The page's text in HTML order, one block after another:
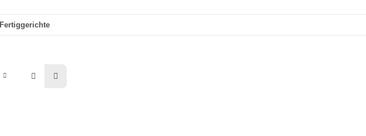
Fertiggerichte